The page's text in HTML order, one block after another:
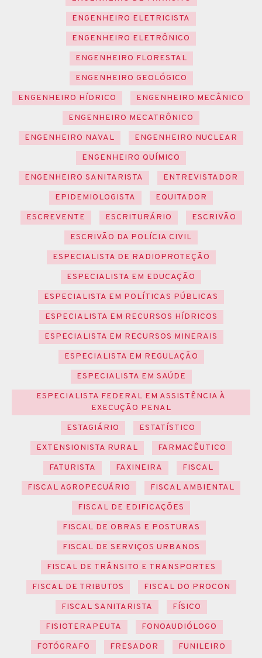
ENGENHEIRO ELETRICISTA
ENGENHEIRO ELETRÔNICO
ENGENHEIRO FLORESTAL
ENGENHEIRO GEOLÓGICO
ENGENHEIRO HÍDRICO
ENGENHEIRO MECÂNICO
ENGENHEIRO MECATRÔNICO
ENGENHEIRO NAVAL
ENGENHEIRO NUCLEAR
ENGENHEIRO QUÍMICO
ENGENHEIRO SANITARISTA
ENTREVISTADOR
EPIDEMIOLOGISTA
EQUITADOR
ESCREVENTE
ESCRITURÁRIO
ESCRIVÃO
ESCRIVÃO DA POLÍCIA CIVIL
ESPECIALISTA DE RADIOPROTEÇÃO
ESPECIALISTA EM EDUCAÇÃO
ESPECIALISTA EM POLÍTICAS PÚBLICAS
ESPECIALISTA EM RECURSOS HÍDRICOS
ESPECIALISTA EM RECURSOS MINERAIS
ESPECIALISTA EM REGULAÇÃO
ESPECIALISTA EM SAÚDE
ESPECIALISTA FEDERAL EM ASSISTÊNCIA À
EXECUÇÃO PENAL
ESTAGIÁRIO
ESTATÍSTICO
EXTENSIONISTA RURAL
FARMACÊUTICO
FATURISTA
FAXINEIRA
FISCAL
FISCAL AGROPECUÁRIO
FISCAL AMBIENTAL
FISCAL DE EDIFICAÇÕES
FISCAL DE OBRAS E POSTURAS
FISCAL DE SERVIÇOS URBANOS
FISCAL DE TRÂNSITO E TRANSPORTES
FISCAL DE TRIBUTOS
FISCAL DO PROCON
FISCAL SANITARISTA
FÍSICO
FISIOTERAPEUTA
FONOAUDIÓLOGO
FOTÓGRAFO
FRESADOR
FUNILEIRO